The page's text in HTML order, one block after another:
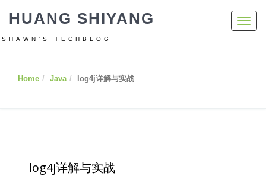
HUANG SHIYANG
SHAWN’S TECHBLOG
Home Java log4j详解与实战
log4j详解与实战